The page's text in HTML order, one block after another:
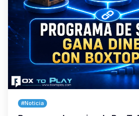
#Noticia